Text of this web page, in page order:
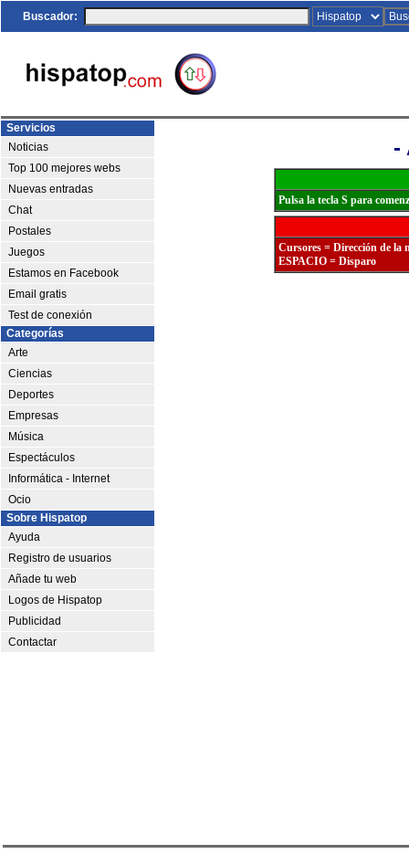
Buscador:
Servicios
Noticias
Top 100 mejores webs
Nuevas entradas
Chat
Postales
Juegos
Estamos en Facebook
Email gratis
Test de conexión
Categorías
Arte
Ciencias
Deportes
Empresas
Música
Espectáculos
Informática - Internet
Ocio
Sobre Hispatop
Ayuda
Registro de usuarios
Añade tu web
Logos de Hispatop
Publicidad
Contactar
-
Pulsa la tecla S para
Cursores = Dirección de la
ESPACIO = Disparo